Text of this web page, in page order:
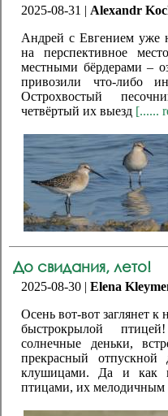
2025-08-31 | Alexandr
Андрей с Евгением уже
на перспективное
местными бёрдерами –
привозили что-либо
Острохвостый
четвёртый их выезд [......
До свидания, лето!
2025-08-30 | Elena
Осень вот-вот заглянет к
быстрокрылой
солнечные деньки,
прекрасный отпускной
клушицами. Да и как
птицами, их мелодичным